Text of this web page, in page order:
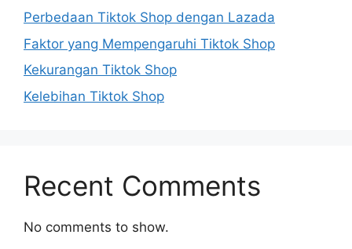
Perbedaan Tiktok Shop dengan Lazada
Faktor yang Mempengaruhi Tiktok Shop
Kekurangan Tiktok Shop
Kelebihan Tiktok Shop
Recent Comments
No comments to show.